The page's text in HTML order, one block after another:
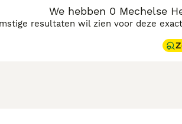
We hebben 0 Mechelse
resultaten wil zien voor deze